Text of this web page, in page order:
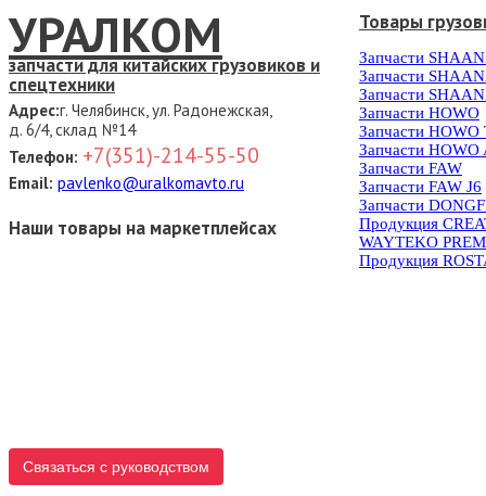
УРАЛКОМ
запчасти для китайских грузовиков и
спецтехники
Адрес:г. Челябинск, ул. Радонежская,
д. 6/4, склад №14
Телефон: +7(351)-214-55-50
Email: pavlenko@uralkomavto.ru
Наши товары на маркетплейсах
Связаться с руководством
Товары
Запчасти
Запчасти
Запчасти
Запчасти HOWO
Запчасти HOWO
Запчасти HOWO
Запчасти FAW
Запчасти FAW J6
Запчасти
Продукция
WAYTEKO
Продукция